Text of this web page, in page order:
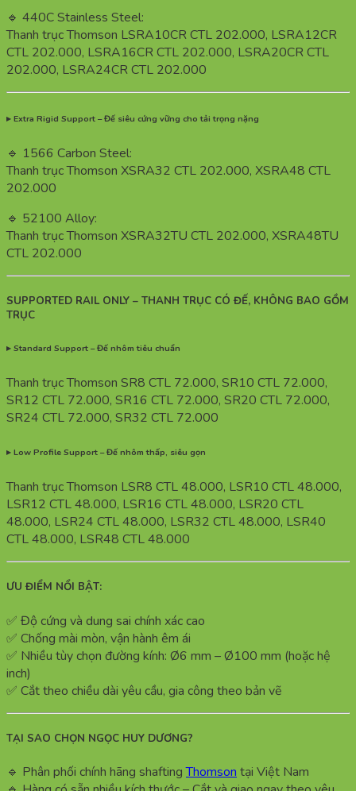
🔹 440C Stainless Steel:
Thanh trục Thomson LSRA10CR CTL 202.000, LSRA12CR
CTL 202.000, LSRA16CR CTL 202.000, LSRA20CR CTL
202.000, LSRA24CR CTL 202.000
▸ Extra Rigid Support – Đế siêu cứng vững cho tải trọng nặng
🔹 1566 Carbon Steel:
Thanh trục Thomson XSRA32 CTL 202.000, XSRA48 CTL
202.000
🔹 52100 Alloy:
Thanh trục Thomson XSRA32TU CTL 202.000, XSRA48TU
CTL 202.000
SUPPORTED RAIL ONLY – THANH TRỤC CÓ ĐẾ, KHÔNG BAO GỒM
TRỤC
▸ Standard Support – Đế nhôm tiêu chuẩn
Thanh trục Thomson SR8 CTL 72.000, SR10 CTL 72.000,
SR12 CTL 72.000, SR16 CTL 72.000, SR20 CTL 72.000,
SR24 CTL 72.000, SR32 CTL 72.000
▸ Low Profile Support – Đế nhôm thấp, siêu gọn
Thanh trục Thomson LSR8 CTL 48.000, LSR10 CTL 48.000,
LSR12 CTL 48.000, LSR16 CTL 48.000, LSR20 CTL
48.000, LSR24 CTL 48.000, LSR32 CTL 48.000, LSR40
CTL 48.000, LSR48 CTL 48.000
ƯU ĐIỂM NỔI BẬT:
✅ Độ cứng và dung sai chính xác cao
✅ Chống mài mòn, vận hành êm ái
✅ Nhiều tùy chọn đường kính: Ø6 mm – Ø100 mm (hoặc hệ
inch)
✅ Cắt theo chiều dài yêu cầu, gia công theo bản vẽ
TẠI SAO CHỌN NGỌC HUY DƯƠNG?
🔹 Phân phối chính hãng shaftingThomson tại Việt Nam